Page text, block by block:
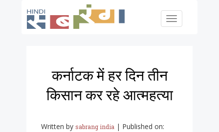
Toggle
कर्नाटक में हर दिन तीन
किसान कर रहे आत्महत्या
Written by sabrang india | Published on: